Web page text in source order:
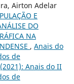
Airton Adelar
E
DO
NA
, Anais do
de
Anais do II
de